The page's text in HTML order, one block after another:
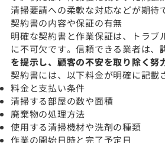
清掃要請への柔軟な対応などが期待
契約書の内容や保証の有無
明確な契約書と作業保証は、トラブ
に不可欠です。信頼できる業者は、
を提示し、顧客の不安を取り除く努
契約書には、以下料金が明確に記載
料金と支払い条件
清掃する部屋の数や面積
廃棄物の処理方法
使用する清掃機材や洗剤の種類
作業の開始日時と完了予定日